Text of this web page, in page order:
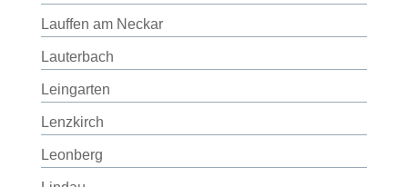
Lauffen am Neckar
Lauterbach
Leingarten
Lenzkirch
Leonberg